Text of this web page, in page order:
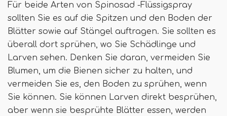
Für beide Arten von Spinosad -Flüssigspray
sollten Sie es auf die Spitzen und den Boden der
Blätter sowie auf Stängel auftragen. Sie sollten es
überall dort sprühen, wo Sie Schädlinge und
Larven sehen. Denken Sie daran, vermeiden Sie
Blumen, um die Bienen sicher zu halten, und
vermeiden Sie es, den Boden zu sprühen, wenn
Sie können. Sie können Larven direkt besprühen,
aber wenn sie besprühte Blätter essen, werden